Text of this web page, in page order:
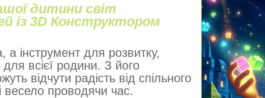
дитини світ
із 3D Конструктором
інструмент для розвитку,
для всієї родини. З його
відчути радість від спільного
весело проводячи час.